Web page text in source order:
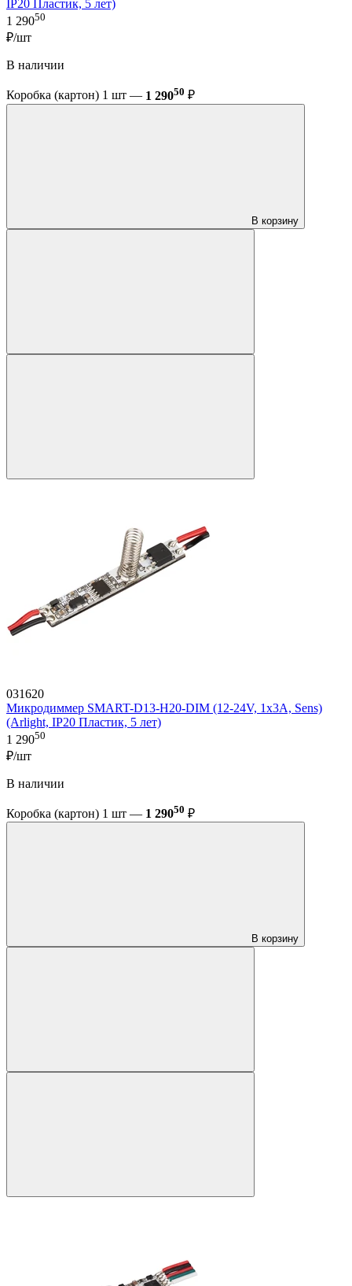
IP20 Пластик, 5 лет)
1 29050
₽/шт
В наличии
Коробка (картон) 1 шт — 1 29050 ₽
В корзину
031620
Микродиммер SMART-D13-H20-DIM (12-24V, 1x3A, Sens)
(Arlight, IP20 Пластик, 5 лет)
1 29050
₽/шт
В наличии
Коробка (картон) 1 шт — 1 29050 ₽
В корзину